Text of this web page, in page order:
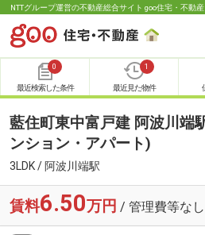
NTTグループ運営の不動産総合サイト goo住宅・不動産
0
最近検索した条件
1
最近見た物件
藍住町東中富戸建 阿波川端
ンション・アパート)
3LDK / 阿波川端駅
賃料6.50万円 / 管理費等なし